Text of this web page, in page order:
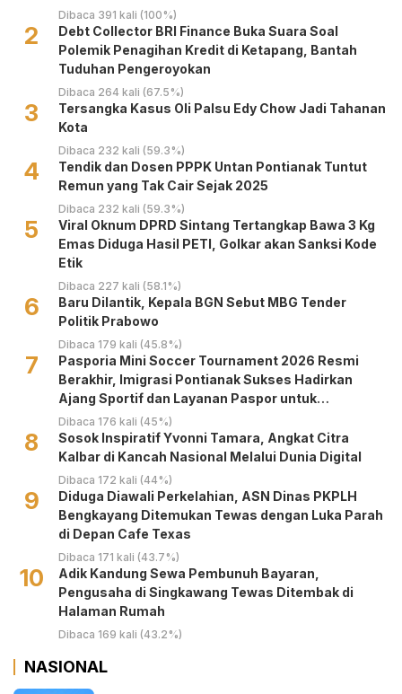
Dibaca 391 kali (100%)
2
Debt Collector BRI Finance Buka Suara Soal
Polemik Penagihan Kredit di Ketapang, Bantah
Tuduhan Pengeroyokan
Dibaca 264 kali (67.5%)
3
Tersangka Kasus Oli Palsu Edy Chow Jadi Tahanan
Kota
Dibaca 232 kali (59.3%)
4
Tendik dan Dosen PPPK Untan Pontianak Tuntut
Remun yang Tak Cair Sejak 2025
Dibaca 232 kali (59.3%)
5
Viral Oknum DPRD Sintang Tertangkap Bawa 3 Kg
Emas Diduga Hasil PETI, Golkar akan Sanksi Kode
Etik
Dibaca 227 kali (58.1%)
6
Baru Dilantik, Kepala BGN Sebut MBG Tender
Politik Prabowo
Dibaca 179 kali (45.8%)
7
Pasporia Mini Soccer Tournament 2026 Resmi
Berakhir, Imigrasi Pontianak Sukses Hadirkan
Ajang Sportif dan Layanan Paspor untuk
Masyarakat
Dibaca 176 kali (45%)
8
‎Sosok Inspiratif Yvonni Tamara, Angkat Citra
Kalbar di Kancah Nasional Melalui Dunia Digital ‎
Dibaca 172 kali (44%)
9
Diduga Diawali Perkelahian, ASN Dinas PKPLH
Bengkayang Ditemukan Tewas dengan Luka Parah
di Depan Cafe Texas
Dibaca 171 kali (43.7%)
10
Adik Kandung Sewa Pembunuh Bayaran,
Pengusaha di Singkawang Tewas Ditembak di
Halaman Rumah
Dibaca 169 kali (43.2%)
NASIONAL